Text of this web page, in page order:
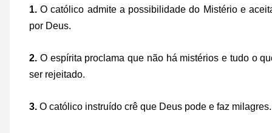
1. O católico admite a possibilidade do Mistério e
por Deus.
2. O espírita proclama que não há mistérios e tudo o
ser rejeitado.
3. O católico instruído crê que Deus pode e faz milagres.